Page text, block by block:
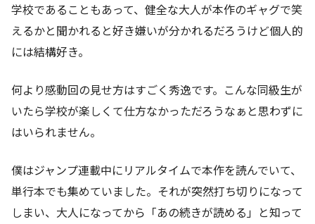
学校であることもあって、健全な大人が本作のギャグで笑
えるかと聞かれると好き嫌いが分かれるだろうけど個人的
には結構好き。
何より感動回の見せ方はすごく秀逸です。こんな同級生が
いたら学校が楽しくて仕方なかっただろうなぁと思わずに
はいられません。
僕はジャンプ連載中にリアルタイムで本作を読んでいて、
単行本でも集めていました。それが突然打ち切りになって
しまい、大人になってから「あの続きが読める」と知って